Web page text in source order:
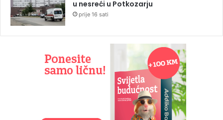
u nesreći u Potkozarju
prije 16 sati